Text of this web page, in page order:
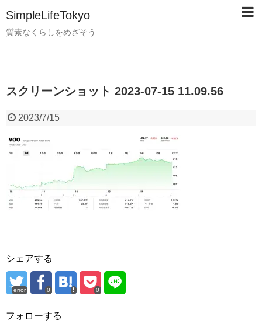
SimpleLifeTokyo
質素なくらしをめざそう
スクリーンショット 2023-07-15 11.09.56
2023/7/15
シェアする
error 0 0
フォローする